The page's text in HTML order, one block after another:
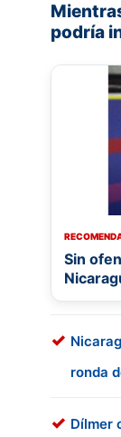
podría
Sin
ronda
Dílmer